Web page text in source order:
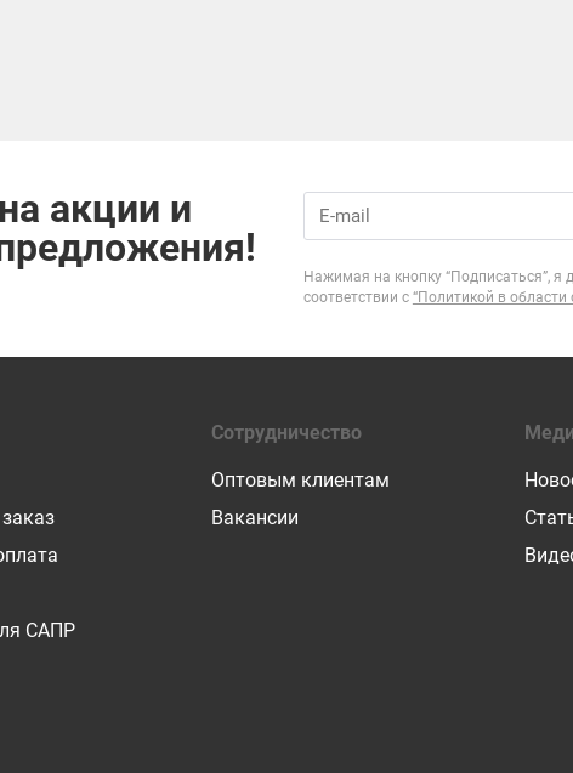
акции и
Нажимая на кнопку “Подписаться”, я
соответствии с “Политикой в
САПР
Сотрудничество
Оптовым клиентам
Вакансии